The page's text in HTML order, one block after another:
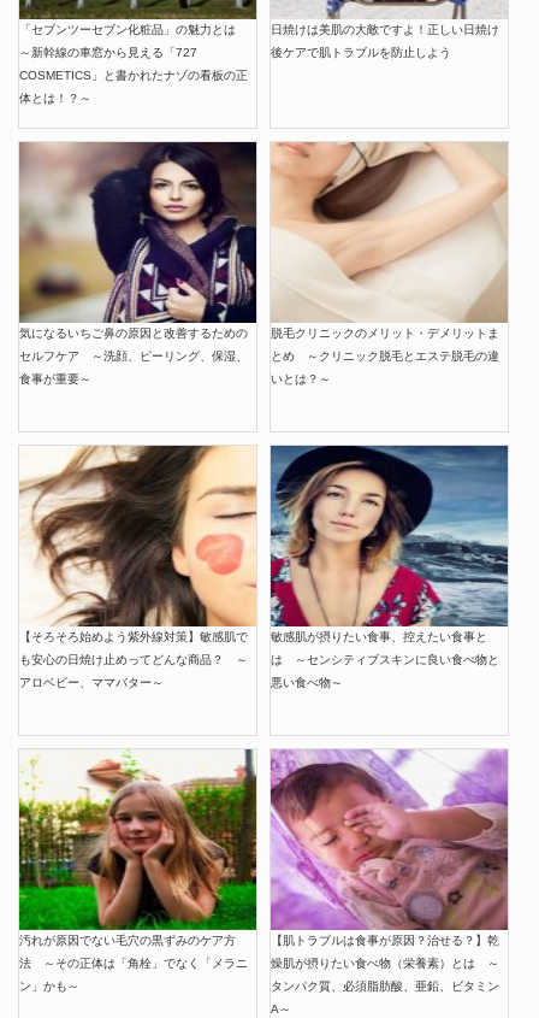
「セブンツーセブン化粧品」の魅力とは
～新幹線の車窓から見える「727
COSMETICS」と書かれたナゾの看板の正
体とは！？～
日焼けは美肌の大敵ですよ！正しい日焼け
後ケアで肌トラブルを防止しよう
気になるいちご鼻の原因と改善するための
セルフケア ～洗顔、ピーリング、保湿、
食事が重要～
脱毛クリニックのメリット・デメリットま
とめ ～クリニック脱毛とエステ脱毛の違
いとは？～
【そろそろ始めよう紫外線対策】敏感肌で
も安心の日焼け止めってどんな商品？ ～
アロベビー、ママバター～
敏感肌が摂りたい食事、控えたい食事と
は ～センシティブスキンに良い食べ物と
悪い食べ物～
汚れが原因でない毛穴の黒ずみのケア方
法 ～その正体は「角栓」でなく「メラニ
ン」かも～
【肌トラブルは食事が原因？治せる？】乾
燥肌が摂りたい食べ物（栄養素）とは ～
タンパク質、必須脂肪酸、亜鉛、ビタミン
A～